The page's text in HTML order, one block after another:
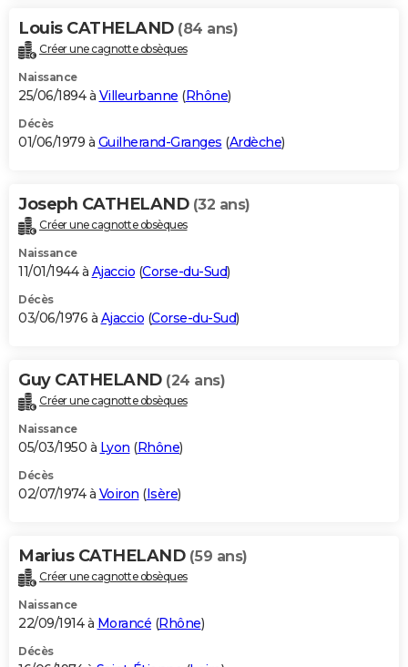
Louis CATHELAND (84 ans)
Créer une cagnotte obsèques
Naissance
25/06/1894 à Villeurbanne (Rhône)
Décès
01/06/1979 à Guilherand-Granges (Ardèche)
Joseph CATHELAND (32 ans)
Créer une cagnotte obsèques
Naissance
11/01/1944 à Ajaccio (Corse-du-Sud)
Décès
03/06/1976 à Ajaccio (Corse-du-Sud)
Guy CATHELAND (24 ans)
Créer une cagnotte obsèques
Naissance
05/03/1950 à Lyon (Rhône)
Décès
02/07/1974 à Voiron (Isère)
Marius CATHELAND (59 ans)
Créer une cagnotte obsèques
Naissance
22/09/1914 à Morancé (Rhône)
Décès